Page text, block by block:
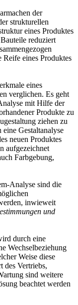
der
strukturellen
eines Produktes
reduziert
eines Produktes
eines
verglichen. Es geht
mit Hilfe der
Produkte zu
ziehen zu
Gestaltanalyse
neuen Produktes
aufgezeichnet
Farbgebung,
Analyse sind die
inwieweit
und
durch eine
Wechselbeziehung
Weise diese
des Vertriebs,
sind weitere
beachtet werden